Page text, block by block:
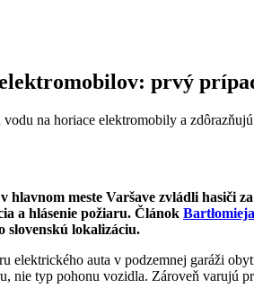
prvý
na horiace elektromobily a
hlavnom meste Varšave zvládli hasiči
a hlásenie požiaru. Článok
slovenskú lokalizáciu.
elektrického auta v podzemnej garáži
nie typ pohonu vozidla. Zároveň varujú